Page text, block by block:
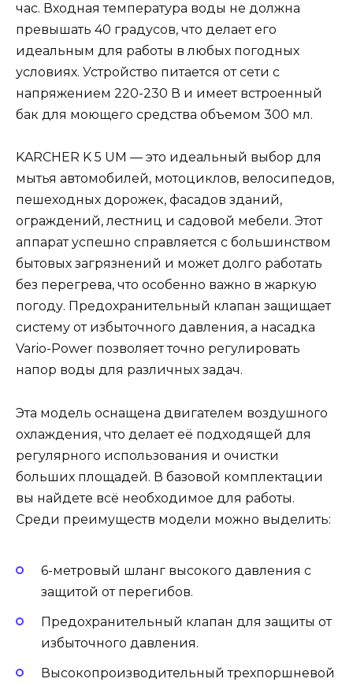
час. Входная температура воды не должна
превышать 40 градусов, что делает его
идеальным для работы в любых погодных
условиях. Устройство питается от сети с
напряжением 220-230 В и имеет встроенный
бак для моющего средства объемом 300 мл.
KARCHER K 5 UM — это идеальный выбор для
мытья автомобилей, мотоциклов, велосипедов,
пешеходных дорожек, фасадов зданий,
ограждений, лестниц и садовой мебели. Этот
аппарат успешно справляется с большинством
бытовых загрязнений и может долго работать
без перегрева, что особенно важно в жаркую
погоду. Предохранительный клапан защищает
систему от избыточного давления, а насадка
Vario-Power позволяет точно регулировать
напор воды для различных задач.
Эта модель оснащена двигателем воздушного
охлаждения, что делает её подходящей для
регулярного использования и очистки
больших площадей. В базовой комплектации
вы найдете всё необходимое для работы.
Среди преимуществ модели можно выделить:
6-метровый шланг высокого давления с
защитой от перегибов.
Предохранительный клапан для защиты от
избыточного давления.
Высокопроизводительный трехпоршневой